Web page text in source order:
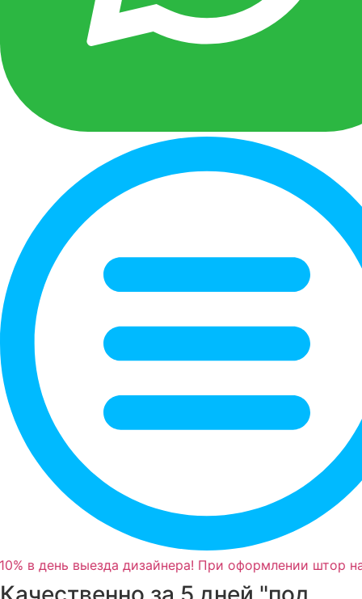
в день выезда дизайнера! При оформлении штор